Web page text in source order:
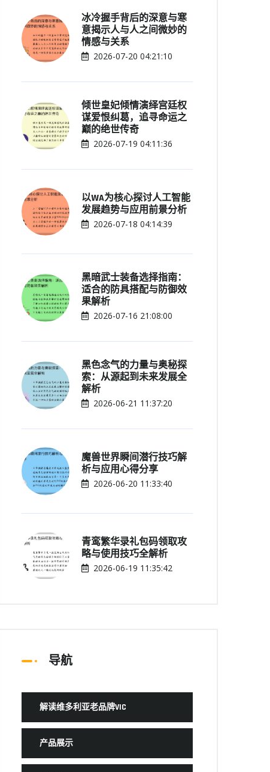
冰冷握手背后的深意与寒
意揭示人与人之间微妙的
情感与关系
2026-07-20 04:21:10
倾世皇妃倾情演绎宫廷权
谋爱恨纠葛，追寻命运之
巅的绝世传奇
2026-07-19 04:11:36
以WA为核心探讨人工智能
发展趋势与应用前景分析
2026-07-18 04:14:39
黑暗武士装备选择指南：
适合的防具搭配与防御效
果解析
2026-07-16 21:08:00
黑色念气的力量与奥秘探
索：从源起到未来发展全
解析
2026-06-21 11:37:20
魔兽世界瞬间潜行技巧解
析与应用心得分享
2026-06-20 11:33:40
青鸾繁华录礼包码领取攻
略与使用技巧全解析
2026-06-19 11:35:42
导航
解读维多利亚老品牌VIC
产品展示